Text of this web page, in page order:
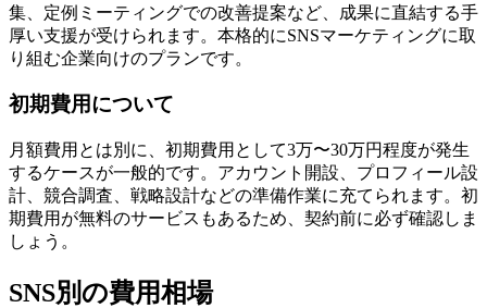
集、定例ミーティングでの改善提案など、成果に直結する手
厚い支援が受けられます。本格的にSNSマーケティングに取
り組む企業向けのプランです。
初期費用について
月額費用とは別に、初期費用として3万〜30万円程度が発生
するケースが一般的です。アカウント開設、プロフィール設
計、競合調査、戦略設計などの準備作業に充てられます。初
期費用が無料のサービスもあるため、契約前に必ず確認しま
しょう。
SNS別の費用相場